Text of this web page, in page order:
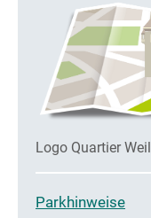
Logo Quartier Weil
Parkhinweise